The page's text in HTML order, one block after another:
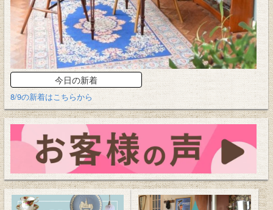
今日の新着
8/9の新着はこちらから